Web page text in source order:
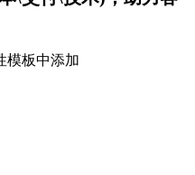
模板中添加